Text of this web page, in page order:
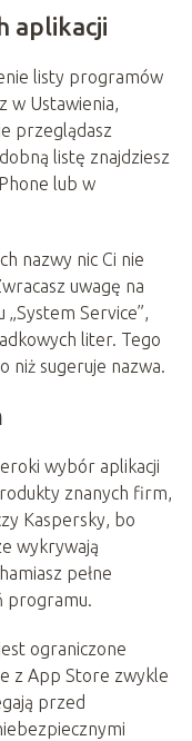
aplikacji
listy programów
w Ustawienia,
przeglądasz
listę znajdziesz
lub w
nazwy nic Ci nie
uwagę na
Service”,
liter. Tego
niż sugeruje nazwa.
wybór aplikacji
znanych firm,
Kaspersky, bo
wykrywają
pełne
programu.
ograniczone
z App Store zwykle
przed